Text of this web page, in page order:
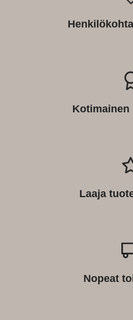
Laaja
Nopeat